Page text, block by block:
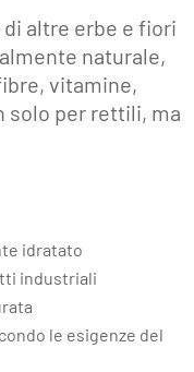
di altre erbe e fiori
naturale,
vitamine,
solo per rettili, ma
idratato
industriali
le esigenze del